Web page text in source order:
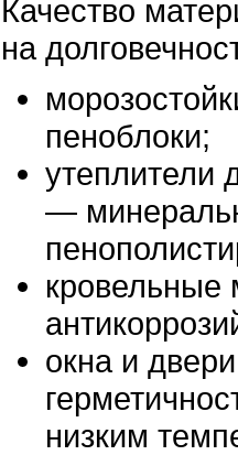
Качество
на
пеноблоки;
утеплители
—
кровельные
окна и
низким